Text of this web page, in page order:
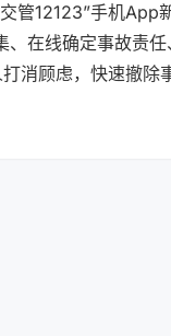
管12123”手机
、在线确定事故责
消顾虑，快速撤除